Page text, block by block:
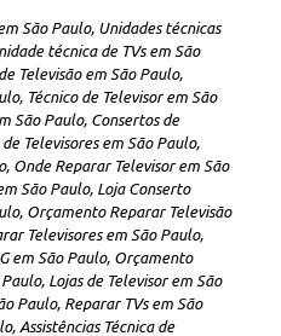
São Paulo, Unidades técnicas
técnica de TVs em São
Televisão em São Paulo,
Técnico de Televisor em São
São Paulo, Consertos de
Televisores em São Paulo,
Onde Reparar Televisor em São
São Paulo, Loja Conserto
Orçamento Reparar Televisão
Televisores em São Paulo,
em São Paulo, Orçamento
Lojas de Televisor em São
Paulo, Reparar TVs em São
Assistências Técnica de